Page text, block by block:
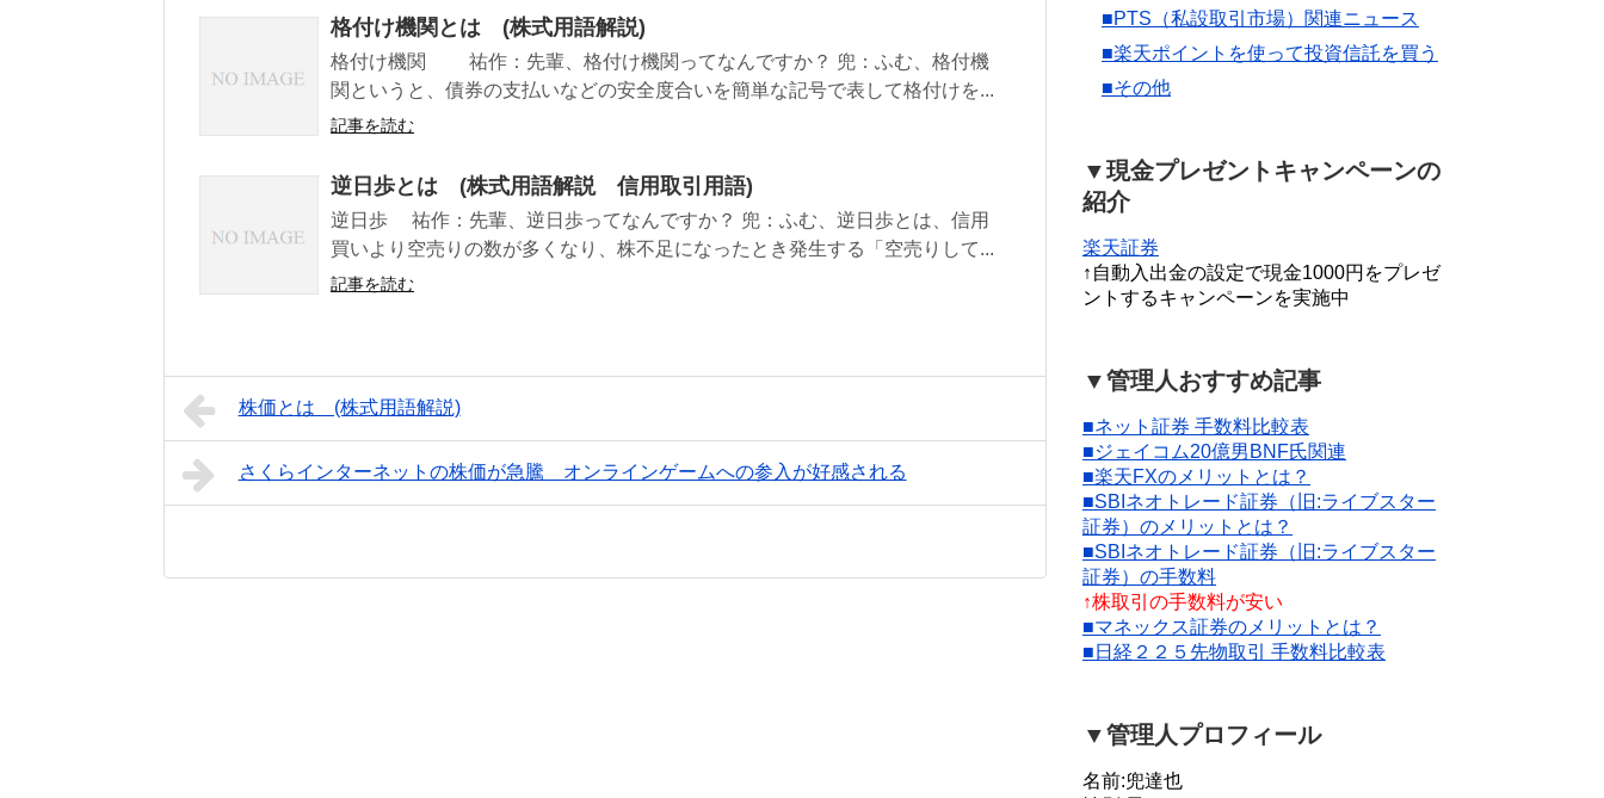
格付け機関とは (株式用語解説)
格付け機関 祐作：先輩、格付け機関ってなんですか？ 兜：ふむ、格付機
関というと、債券の支払いなどの安全度合いを簡単な記号で表して格付けを...
記事を読む
逆日歩とは (株式用語解説 信用取引用語)
逆日歩 祐作：先輩、逆日歩ってなんですか？ 兜：ふむ、逆日歩とは、信用
買いより空売りの数が多くなり、株不足になったとき発生する「空売りして...
記事を読む
株価とは (株式用語解説)
さくらインターネットの株価が急騰 オンラインゲームへの参入が好感される
■PTS（私設取引市場）関連ニュース
■楽天ポイントを使って投資信託を買う
■その他
▼現金プレゼントキャンペーンの
紹介
楽天証券
↑自動入出金の設定で現金1000円をプレゼ
ントするキャンペーンを実施中
▼管理人おすすめ記事
■ネット証券 手数料比較表
■ジェイコム20億男BNF氏関連
■楽天FXのメリットとは？
■SBIネオトレード証券（旧:ライブスター
証券）のメリットとは？
■SBIネオトレード証券（旧:ライブスター
証券）の手数料
↑株取引の手数料が安い
■マネックス証券のメリットとは？
■日経２２５先物取引 手数料比較表
▼管理人プロフィール
名前:兜達也